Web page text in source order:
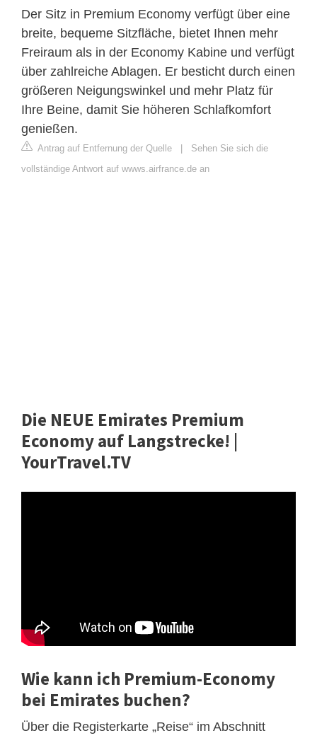
Der Sitz in Premium Economy verfügt über eine
breite, bequeme Sitzfläche, bietet Ihnen mehr
Freiraum als in der Economy Kabine und verfügt
über zahlreiche Ablagen. Er besticht durch einen
größeren Neigungswinkel und mehr Platz für
Ihre Beine, damit Sie höheren Schlafkomfort
genießen.
Antrag auf Entfernung der Quelle
Sehen Sie sich die
vollständige Antwort auf wwws.airfrance.de an
Die NEUE Emirates Premium
Economy auf Langstrecke! |
YourTravel.TV
Wie kann ich Premium-Economy
bei Emirates buchen?
Über die Registerkarte „Reise“ im Abschnitt